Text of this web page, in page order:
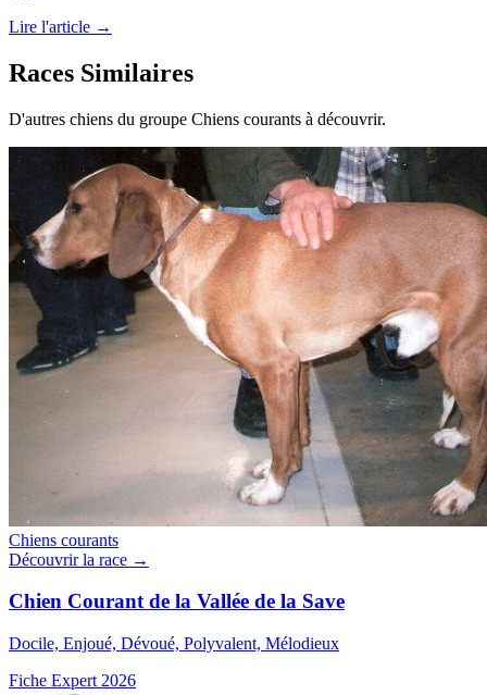
Lire l'article →
Races Similaires
D'autres chiens du groupe Chiens courants à découvrir.
Chiens courants
Découvrir la race →
Chien Courant de la Vallée de la Save
Docile, Enjoué, Dévoué, Polyvalent, Mélodieux
Fiche Expert 2026